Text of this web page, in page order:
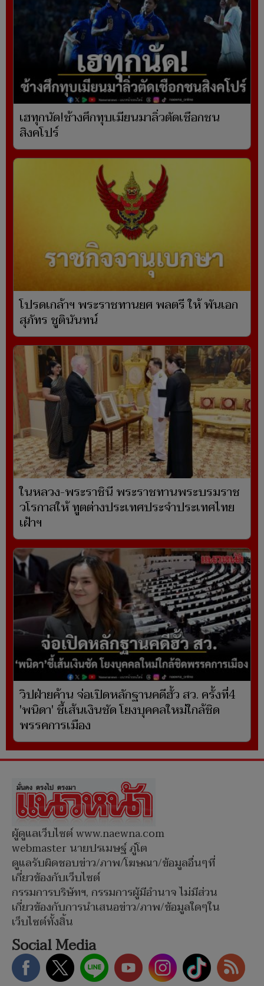
เฮทุกนัด!ช้างศึกทุบเมียนมาลิ่วตัดเชือกชน
สิงคโปร์
โปรดเกล้าฯ พระราชทานยศ พลตรี ให้ พันเอก
สุภัทร ชูตินันทน์
ในหลวง-พระราชินี พระราชทานพระบรมราช
วโรกาสให้ ทูตต่างประเทศประจำประเทศไทย
เฝ้าฯ
วิปฝ่ายค้าน จ่อเปิดหลักฐานคดีฮั้ว สว. ครั้งที่4
'พนิดา' ชี้เส้นเงินชัด โยงบุคคลใหม่ใกล้ชิด
พรรคการเมือง
ผู้ดูแลเว็บไซต์ www.naewna.com
webmaster นายปรเมษฐ์ ภู่โต
ดูแลรับผิดชอบข่าว/ภาพ/โฆษณา/ข้อมูลอื่นๆที่
เกี่ยวข้องกับเว็บไซต์
กรรมการบริษัทฯ, กรรมการผู้มีอำนาจ ไม่มีส่วน
เกี่ยวข้องกับการนำเสนอข่าว/ภาพ/ข้อมูลใดๆใน
เว็บไซต์ทั้งสิ้น
Social Media